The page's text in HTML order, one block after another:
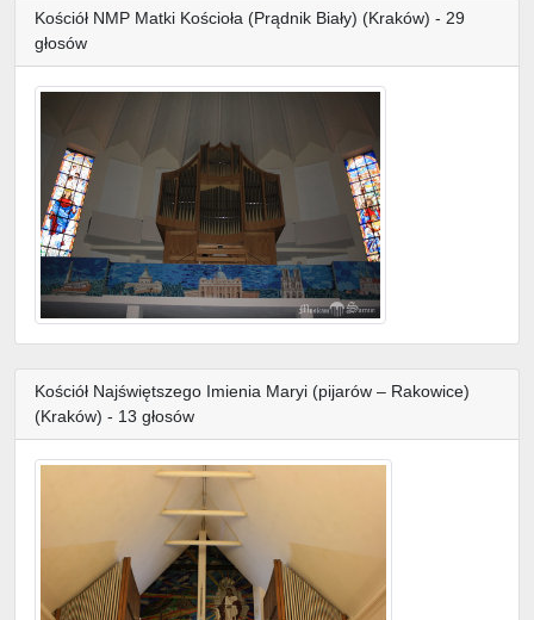
Kościół NMP Matki Kościoła (Prądnik Biały) (Kraków) - 29
głosów
Kościół Najświętszego Imienia Maryi (pijarów – Rakowice)
(Kraków) - 13 głosów